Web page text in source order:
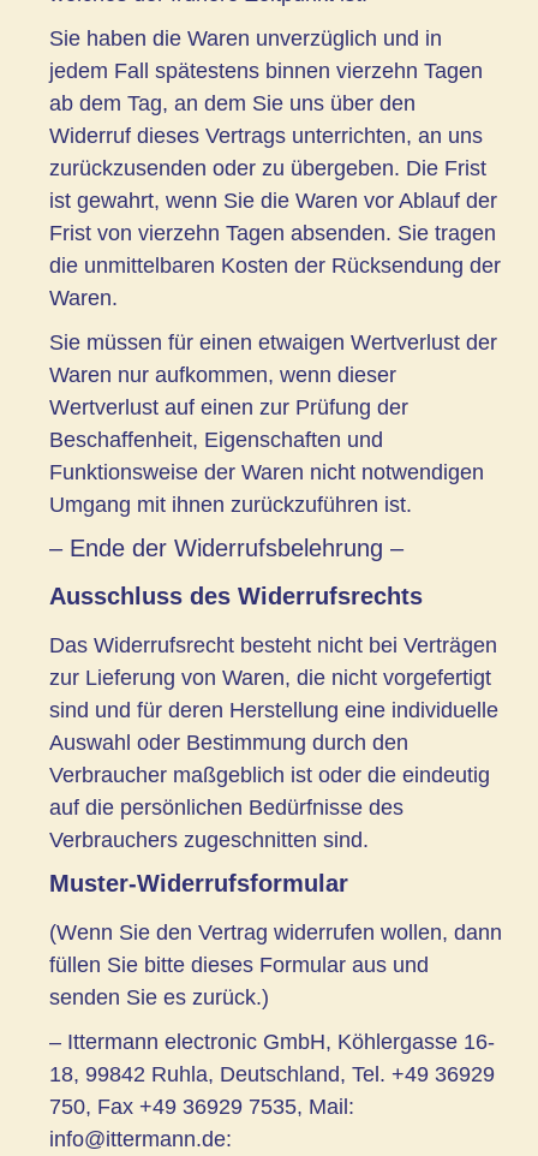
Sie haben die Waren unverzüglich und in
jedem Fall spätestens binnen vierzehn Tagen
ab dem Tag, an dem Sie uns über den
Widerruf dieses Vertrags unterrichten, an uns
zurückzusenden oder zu übergeben. Die Frist
ist gewahrt, wenn Sie die Waren vor Ablauf der
Frist von vierzehn Tagen absenden. Sie tragen
die unmittelbaren Kosten der Rücksendung der
Waren.
Sie müssen für einen etwaigen Wertverlust der
Waren nur aufkommen, wenn dieser
Wertverlust auf einen zur Prüfung der
Beschaffenheit, Eigenschaften und
Funktionsweise der Waren nicht notwendigen
Umgang mit ihnen zurückzuführen ist.
– Ende der Widerrufsbelehrung –
Ausschluss des Widerrufsrechts
Das Widerrufsrecht besteht nicht bei Verträgen
zur Lieferung von Waren, die nicht vorgefertigt
sind und für deren Herstellung eine individuelle
Auswahl oder Bestimmung durch den
Verbraucher maßgeblich ist oder die eindeutig
auf die persönlichen Bedürfnisse des
Verbrauchers zugeschnitten sind.
Muster-Widerrufsformular
(Wenn Sie den Vertrag widerrufen wollen, dann
füllen Sie bitte dieses Formular aus und
senden Sie es zurück.)
– Ittermann electronic GmbH, Köhlergasse 16-
18, 99842 Ruhla, Deutschland, Tel. +49 36929
750, Fax +49 36929 7535, Mail:
info@ittermann.de: